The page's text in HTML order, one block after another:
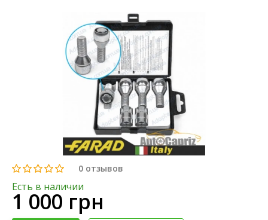
0 отзывов
Есть в наличии
1 000 грн